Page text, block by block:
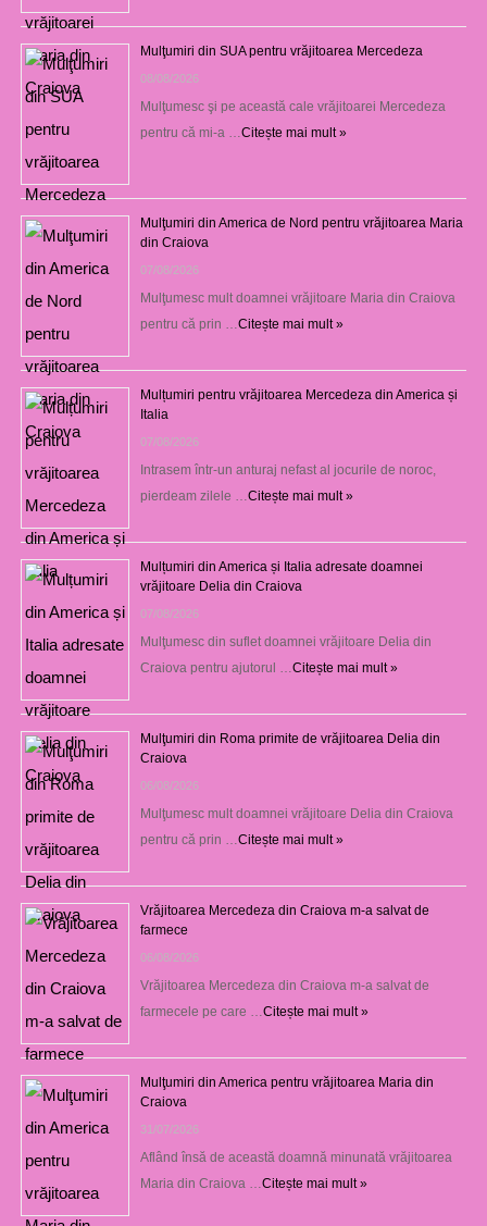
Mulţumiri din SUA pentru vrăjitoarea Mercedeza
08/08/2026
Mulţumesc şi pe această cale vrăjitoarei Mercedeza
pentru că mi-a … Citește mai mult »
Mulţumiri din America de Nord pentru vrăjitoarea Maria
din Craiova
07/08/2026
Mulţumesc mult doamnei vrăjitoare Maria din Craiova
pentru că prin … Citește mai mult »
Mulțumiri pentru vrăjitoarea Mercedeza din America și
Italia
07/08/2026
Intrasem într-un anturaj nefast al jocurile de noroc,
pierdeam zilele … Citește mai mult »
Mulțumiri din America și Italia adresate doamnei
vrăjitoare Delia din Craiova
07/08/2026
Mulţumesc din suflet doamnei vrăjitoare Delia din
Craiova pentru ajutorul … Citește mai mult »
Mulţumiri din Roma primite de vrăjitoarea Delia din
Craiova
06/08/2026
Mulţumesc mult doamnei vrăjitoare Delia din Craiova
pentru că prin … Citește mai mult »
Vrăjitoarea Mercedeza din Craiova m-a salvat de
farmece
06/08/2026
Vrăjitoarea Mercedeza din Craiova m-a salvat de
farmecele pe care … Citește mai mult »
Mulţumiri din America pentru vrăjitoarea Maria din
Craiova
31/07/2026
Aflând însă de această doamnă minunată vrăjitoarea
Maria din Craiova … Citește mai mult »